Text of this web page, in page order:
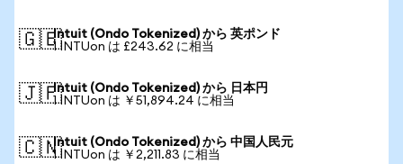
🇬🇧Intuit (Ondo Tokenized) から 英ポンド
1 INTUon は £243.62 に相当
🇯🇵Intuit (Ondo Tokenized) から 日本円
1 INTUon は ￥51,894.24 に相当
🇨🇳Intuit (Ondo Tokenized) から 中国人民元
1 INTUon は ￥2,211.83 に相当